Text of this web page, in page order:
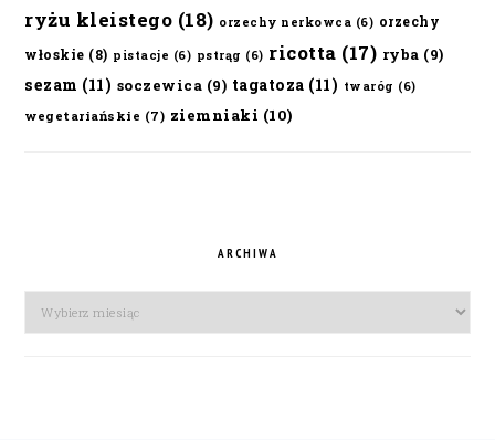
ryżu kleistego (18) orzechy nerkowca (6) orzechy
włoskie (8) pistacje (6) pstrąg (6) ricotta (17) ryba (9)
sezam (11) soczewica (9) tagatoza (11) twaróg (6)
wegetariańskie (7) ziemniaki (10)
ARCHIWA
Archiwa